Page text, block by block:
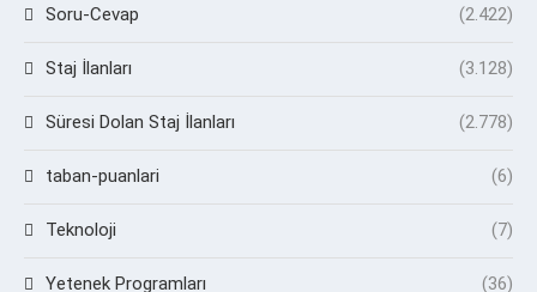
Soru-Cevap (2.422)
Staj İlanları (3.128)
Süresi Dolan Staj İlanları (2.778)
taban-puanlari (6)
Teknoloji (7)
Yetenek Programları (36)